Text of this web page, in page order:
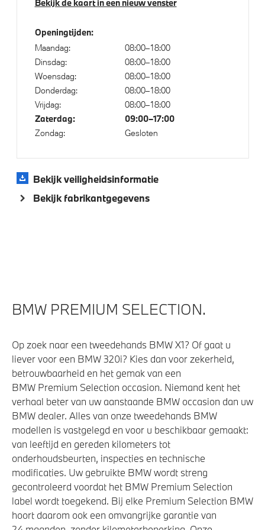
Elektrische voorzieningen
Bandenspanningsweergavesysteem
Cruise control
Alarmsignaal (Intern)
Alarmsysteem klasse 3 (VbV/SCM)
Park Distance Control voor/achter (PDC)
Regensensor
Veiligheid
Elektronisch Stabiliteits Programma
Akoestische waarschuwing voor voetgangers
Airbag bestuurder
Actieve Voetgangersbescherming
Bekijk de kaart in een nieuw venster
Openingtijden:
Maandag:
08:00–18:00
Dinsdag:
08:00–18:00
Woensdag:
08:00–18:00
Donderdag:
08:00–18:00
Vrijdag:
08:00–18:00
Zaterdag: 09:00–17:00
Zondag: Gesloten
Bekijk veiligheidsinformatie
Bekijk fabrikantgegevens
BMW PREMIUM SELECTION.
Op zoek naar een tweedehands BMW X1? Of gaat u
liever voor een BMW 320i? Kies dan voor zekerheid,
betrouwbaarheid en het gemak van een
BMW Premium Selection occasion. Niemand kent het
verhaal beter van uw aanstaande BMW occasion dan uw
BMW dealer. Alles van onze tweedehands BMW
modellen is vastgelegd en voor u beschikbaar gemaakt:
van leeftijd en gereden kilometers tot
onderhoudsbeurten, inspecties en technische
modificaties. Uw gebruikte BMW wordt streng
gecontroleerd voordat het BMW Premium Selection
label wordt toegekend. Bij elke Premium Selection BMW
hoort daarom ook een omvangrijke garantie van